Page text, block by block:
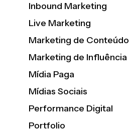
Inbound Marketing
Live Marketing
Marketing de Conteúdo
Marketing de Influência
Mídia Paga
Mídias Sociais
Performance Digital
Portfolio